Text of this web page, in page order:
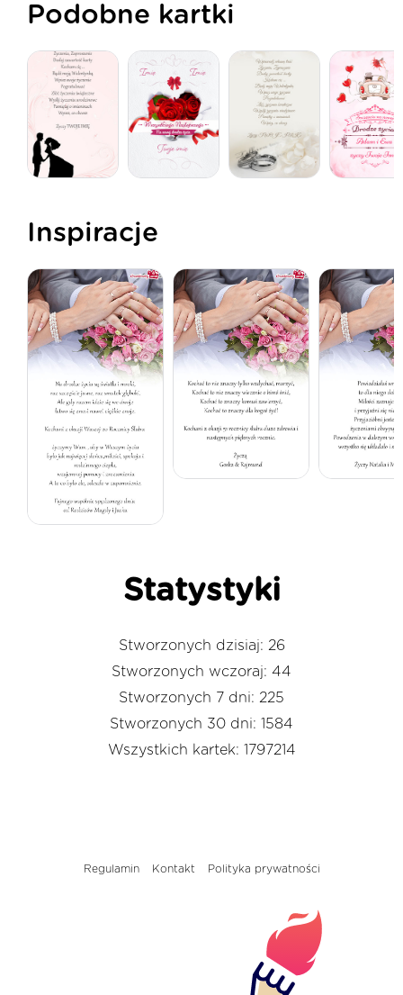
Podobne kartki
Inspiracje
Statystyki
Stworzonych dzisiaj: 26
Stworzonych wczoraj: 44
Stworzonych 7 dni: 225
Stworzonych 30 dni: 1584
Wszystkich kartek: 1797214
Regulamin Kontakt Polityka prywatności